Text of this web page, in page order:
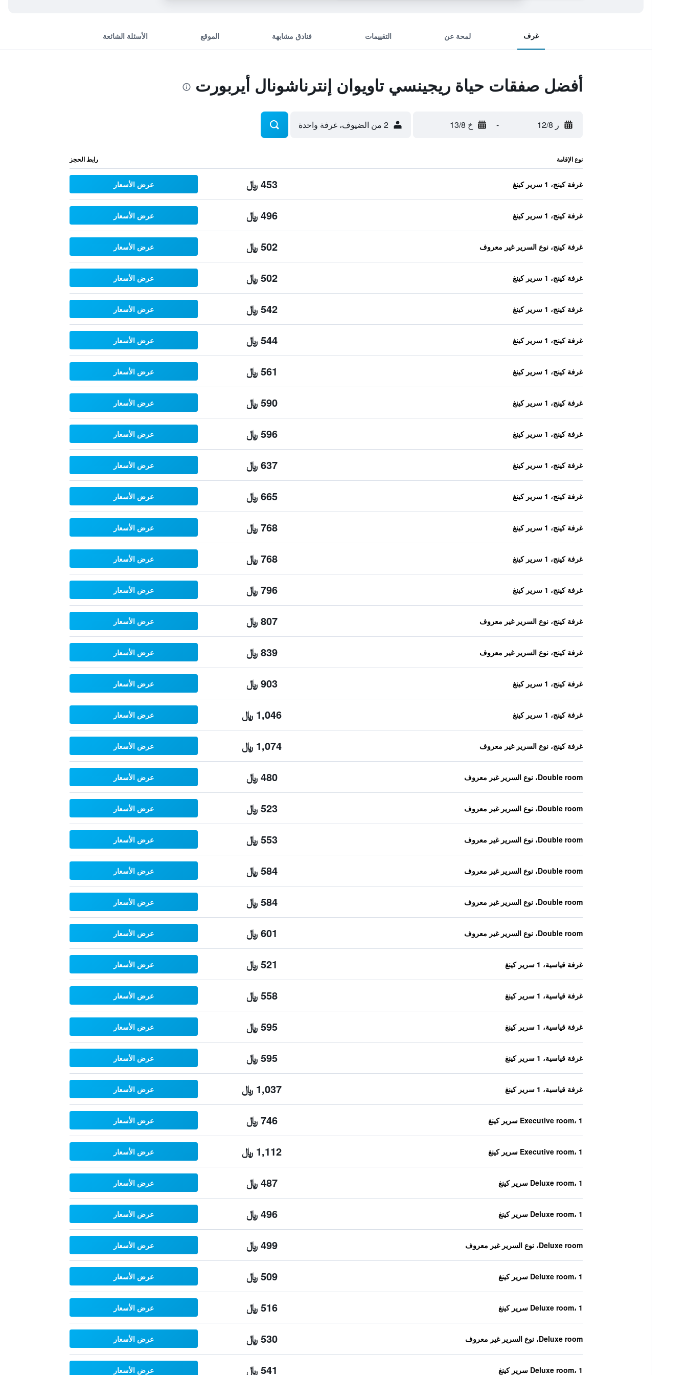
غرف لمحة عن التقييمات فنادق مشابهة الموقع الأسئلة الشائعة
أفضل صفقات حياة ريجينسي تاويوان إنترناشونال أيربورت
ر 12/8 - خ 13/8 2 من الضيوف، غرفة واحدة
نوع الإقامة رابط الحجز
غرفة كينج، 1 سرير كينغ 453 ﷼ عرض الأسعار
غرفة كينج، 1 سرير كينغ 496 ﷼ عرض الأسعار
غرفة كينج، نوع السرير غير معروف 502 ﷼ عرض الأسعار
غرفة كينج، 1 سرير كينغ 502 ﷼ عرض الأسعار
غرفة كينج، 1 سرير كينغ 542 ﷼ عرض الأسعار
غرفة كينج، 1 سرير كينغ 544 ﷼ عرض الأسعار
غرفة كينج، 1 سرير كينغ 561 ﷼ عرض الأسعار
غرفة كينج، 1 سرير كينغ 590 ﷼ عرض الأسعار
غرفة كينج، 1 سرير كينغ 596 ﷼ عرض الأسعار
غرفة كينج، 1 سرير كينغ 637 ﷼ عرض الأسعار
غرفة كينج، 1 سرير كينغ 665 ﷼ عرض الأسعار
غرفة كينج، 1 سرير كينغ 768 ﷼ عرض الأسعار
غرفة كينج، 1 سرير كينغ 768 ﷼ عرض الأسعار
غرفة كينج، 1 سرير كينغ 796 ﷼ عرض الأسعار
غرفة كينج، نوع السرير غير معروف 807 ﷼ عرض الأسعار
غرفة كينج، نوع السرير غير معروف 839 ﷼ عرض الأسعار
غرفة كينج، 1 سرير كينغ 903 ﷼ عرض الأسعار
غرفة كينج، 1 سرير كينغ 1,046 ﷼ عرض الأسعار
غرفة كينج، نوع السرير غير معروف 1,074 ﷼ عرض الأسعار
Double room، نوع السرير غير معروف 480 ﷼ عرض الأسعار
Double room، نوع السرير غير معروف 523 ﷼ عرض الأسعار
Double room، نوع السرير غير معروف 553 ﷼ عرض الأسعار
Double room، نوع السرير غير معروف 584 ﷼ عرض الأسعار
Double room، نوع السرير غير معروف 584 ﷼ عرض الأسعار
Double room، نوع السرير غير معروف 601 ﷼ عرض الأسعار
غرفة قياسية، 1 سرير كينغ 521 ﷼ عرض الأسعار
غرفة قياسية، 1 سرير كينغ 558 ﷼ عرض الأسعار
غرفة قياسية، 1 سرير كينغ 595 ﷼ عرض الأسعار
غرفة قياسية، 1 سرير كينغ 595 ﷼ عرض الأسعار
غرفة قياسية، 1 سرير كينغ 1,037 ﷼ عرض الأسعار
Executive room، 1 سرير كينغ 746 ﷼ عرض الأسعار
Executive room، 1 سرير كينغ 1,112 ﷼ عرض الأسعار
Deluxe room، 1 سرير كينغ 487 ﷼ عرض الأسعار
Deluxe room، 1 سرير كينغ 496 ﷼ عرض الأسعار
Deluxe room، نوع السرير غير معروف 499 ﷼ عرض الأسعار
Deluxe room، 1 سرير كينغ 509 ﷼ عرض الأسعار
Deluxe room، 1 سرير كينغ 516 ﷼ عرض الأسعار
Deluxe room، نوع السرير غير معروف 530 ﷼ عرض الأسعار
Deluxe room، 1 سرير كينغ 541 ﷼ عرض الأسعار